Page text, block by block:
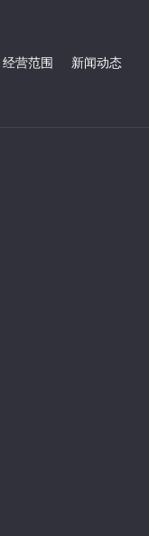
经营范围
新闻动态